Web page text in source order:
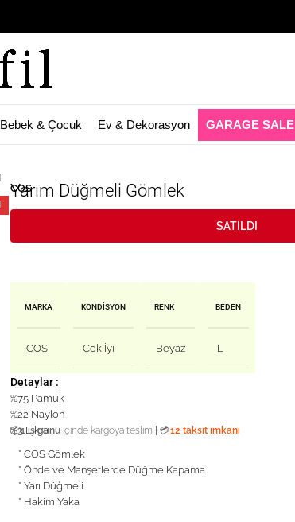
Bebek & Çocuk Ev & Dekorasyon GARAGE SALE
COS
Yarım Düğmeli Gömlek
SATILDI
MARKA
COS
KONDISYON
Çok İyi
RENK
Beyaz
BEDEN
L
Detaylar :
%75 Pamuk
%22 Naylon
%3 Likra
📦1 iş günü içinde kargoya teslim 💳12 taksit imkanı
* COS Gömlek
* Önde ve Manşetlerde Düğme Kapama
* Yarı Düğmeli
* Hakim Yaka